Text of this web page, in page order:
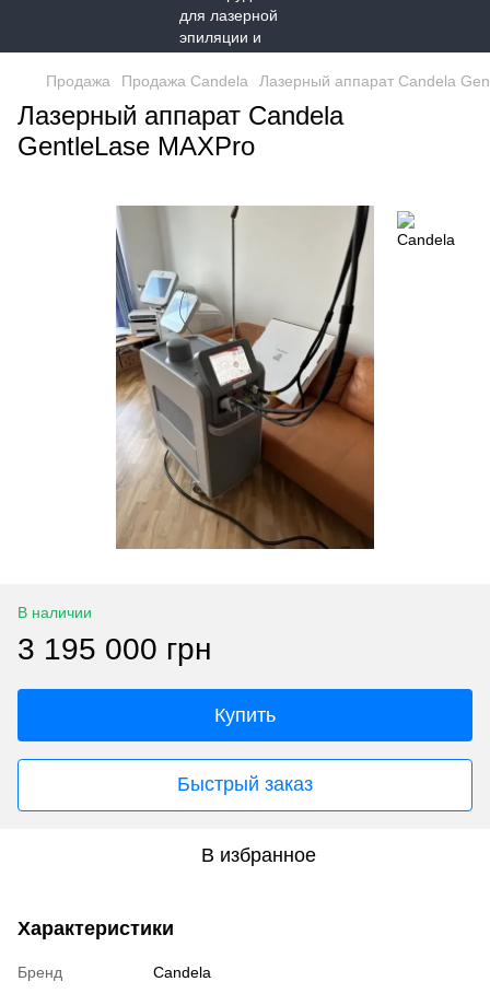
Продажа Продажа Candela Лазерный аппарат Candela
Лазерный аппарат Candela
GentleLase MAXPro
В наличии
3 195 000 грн
Купить
Быстрый заказ
В избранное
Характеристики
Бренд Candela